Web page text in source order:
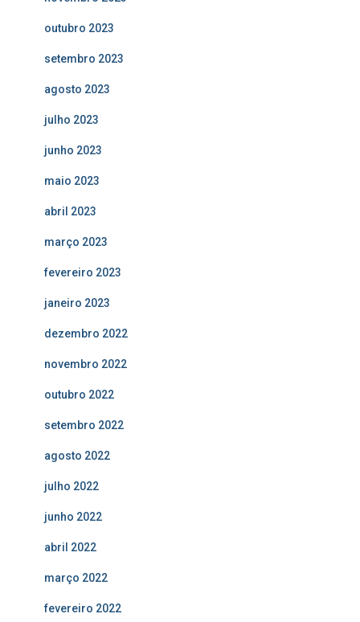
outubro 2023
setembro 2023
agosto 2023
julho 2023
junho 2023
maio 2023
abril 2023
março 2023
fevereiro 2023
janeiro 2023
dezembro 2022
novembro 2022
outubro 2022
setembro 2022
agosto 2022
julho 2022
junho 2022
abril 2022
março 2022
fevereiro 2022